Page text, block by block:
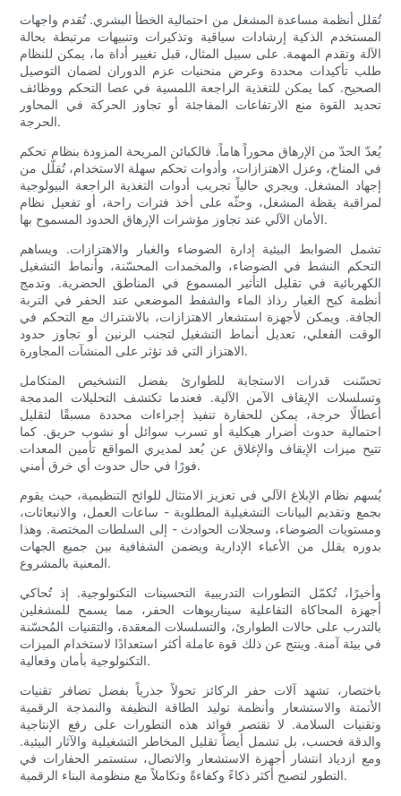
تُقلل أنظمة مساعدة المشغل من احتمالية الخطأ البشري. تُقدم واجهات
المستخدم الذكية إرشادات سياقية وتذكيرات وتنبيهات مرتبطة بحالة
الآلة وتقدم المهمة. على سبيل المثال، قبل تغيير أداة ما، يمكن للنظام
طلب تأكيدات محددة وعرض منحنيات عزم الدوران لضمان التوصيل
الصحيح. كما يمكن للتغذية الراجعة اللمسية في عصا التحكم ووظائف
تحديد القوة منع الارتفاعات المفاجئة أو تجاوز الحركة في المحاور
الحرجة.
يُعدّ الحدّ من الإرهاق محوراً هاماً. فالكبائن المريحة المزودة بنظام تحكم
في المناخ، وعزل الاهتزازات، وأدوات تحكم سهلة الاستخدام، تُقلّل من
إجهاد المشغل. ويجري حالياً تجريب أدوات التغذية الراجعة البيولوجية
لمراقبة يقظة المشغل، وحثّه على أخذ فترات راحة، أو تفعيل نظام
الأمان الآلي عند تجاوز مؤشرات الإرهاق الحدود المسموح بها.
تشمل الضوابط البيئية إدارة الضوضاء والغبار والاهتزازات. ويساهم
التحكم النشط في الضوضاء، والمخمدات المحسّنة، وأنماط التشغيل
الكهربائية في تقليل التأثير المسموع في المناطق الحضرية. وتدمج
أنظمة كبح الغبار رذاذ الماء والشفط الموضعي عند الحفر في التربة
الجافة. ويمكن لأجهزة استشعار الاهتزازات، بالاشتراك مع التحكم في
الوقت الفعلي، تعديل أنماط التشغيل لتجنب الرنين أو تجاوز حدود
الاهتزاز التي قد تؤثر على المنشآت المجاورة.
تحسّنت قدرات الاستجابة للطوارئ بفضل التشخيص المتكامل
وتسلسلات الإيقاف الآمن الآلية. فعندما تكتشف التحليلات المدمجة
أعطالًا حرجة، يمكن للحفارة تنفيذ إجراءات محددة مسبقًا لتقليل
احتمالية حدوث أضرار هيكلية أو تسرب سوائل أو نشوب حريق. كما
تتيح ميزات الإيقاف والإغلاق عن بُعد لمديري المواقع تأمين المعدات
فورًا في حال حدوث أي خرق أمني.
يُسهم نظام الإبلاغ الآلي في تعزيز الامتثال للوائح التنظيمية، حيث يقوم
بجمع وتقديم البيانات التشغيلية المطلوبة - ساعات العمل، والانبعاثات،
ومستويات الضوضاء، وسجلات الحوادث - إلى السلطات المختصة. وهذا
بدوره يقلل من الأعباء الإدارية ويضمن الشفافية بين جميع الجهات
المعنية بالمشروع.
وأخيرًا، تُكمّل التطورات التدريبية التحسينات التكنولوجية. إذ تُحاكي
أجهزة المحاكاة التفاعلية سيناريوهات الحفر، مما يسمح للمشغلين
بالتدرب على حالات الطوارئ، والتسلسلات المعقدة، والتقنيات المُحسّنة
في بيئة آمنة. وينتج عن ذلك قوة عاملة أكثر استعدادًا لاستخدام الميزات
التكنولوجية بأمان وفعالية.
باختصار، تشهد آلات حفر الركائز تحولاً جذرياً بفضل تضافر تقنيات
الأتمتة والاستشعار وأنظمة توليد الطاقة النظيفة والنمذجة الرقمية
وتقنيات السلامة. لا تقتصر فوائد هذه التطورات على رفع الإنتاجية
والدقة فحسب، بل تشمل أيضاً تقليل المخاطر التشغيلية والآثار البيئية.
ومع ازدياد انتشار أجهزة الاستشعار والاتصال، ستستمر الحفارات في
التطور لتصبح أكثر ذكاءً وكفاءةً وتكاملاً مع منظومة البناء الرقمية.